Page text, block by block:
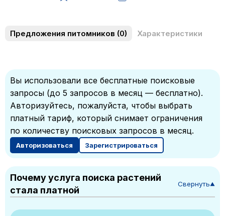
Предложения питомников (0) Характеристики
Вы использовали все бесплатные поисковые
запросы (до 5 запросов в месяц — бесплатно).
Авторизуйтесь, пожалуйста, чтобы выбрать
платный тариф, который снимает ограничения
по количеству поисковых запросов в месяц.
Авторизоваться Зарегистрироваться
Почему услуга поиска растений
стала платной
Свернуть▼